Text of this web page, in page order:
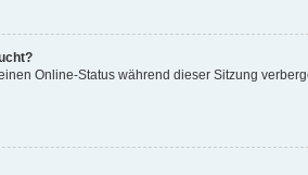
Online-Status während dieser Sitzung